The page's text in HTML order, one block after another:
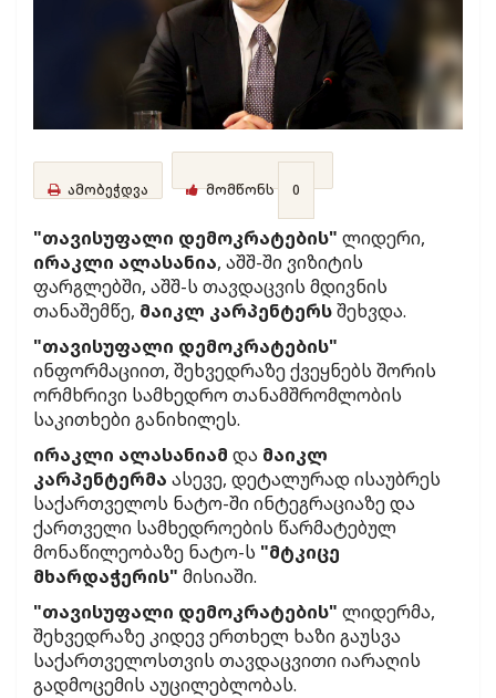
ამობეჭდვა მომწონს 0
"თავისუფალი დემოკრატების" ლიდერი,
ირაკლი ალასანია, აშშ-ში ვიზიტის
ფარგლებში, აშშ-ს თავდაცვის მდივნის
თანაშემწე, მაიკლ კარპენტერსშეხვდა.
"თავისუფალი დემოკრატების"
ინფორმაციით, შეხვედრაზე ქვეყნებს შორის
ორმხრივი სამხედრო თანამშრომლობის
საკითხები განიხილეს.
ირაკლი ალასანიამ და მაიკლ
კარპენტერმა ასევე, დეტალურად ისაუბრეს
საქართველოს ნატო-ში ინტეგრაციაზე და
ქართველი სამხედროების წარმატებულ
მონაწილეობაზე ნატო-ს "მტკიცე
მხარდაჭერის" მისიაში.
"თავისუფალი დემოკრატების" ლიდერმა,
შეხვედრაზე კიდევ ერთხელ ხაზი გაუსვა
საქართველოსთვის თავდაცვითი იარაღის
გადმოცემის აუცილებლობას.